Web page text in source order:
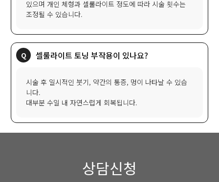
있으며 개인 체형과 셀룰라이트 정도에 따라 시술 횟수는
조정될 수 있습니다.
셀룰라이트 토닝 부작용이 있나요?
시술 후 일시적인 붓기, 약간의 통증, 멍이 나타날 수 있습
니다.
대부분 수일 내 자연스럽게 회복됩니다.
상담신청